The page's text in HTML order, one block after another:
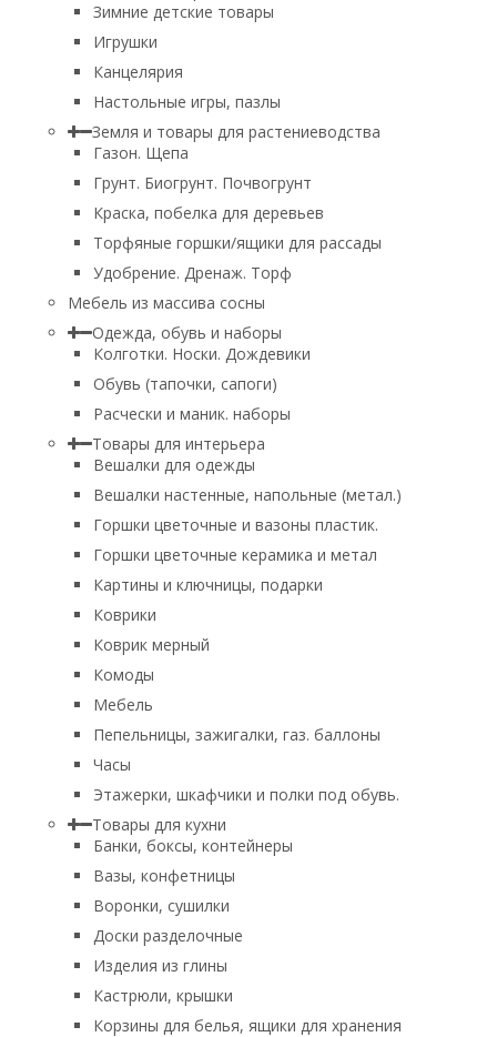
Зимние детские товары
Игрушки
Канцелярия
Настольные игры, пазлы
Земля и товары для растениеводства
Газон. Щепа
Грунт. Биогрунт. Почвогрунт
Краска, побелка для деревьев
Торфяные горшки/ящики для рассады
Удобрение. Дренаж. Торф
Мебель из массива сосны
Одежда, обувь и наборы
Колготки. Носки. Дождевики
Обувь (тапочки, сапоги)
Расчески и маник. наборы
Товары для интерьера
Вешалки для одежды
Вешалки настенные, напольные (метал.)
Горшки цветочные и вазоны пластик.
Горшки цветочные керамика и метал
Картины и ключницы, подарки
Коврики
Коврик мерный
Комоды
Мебель
Пепельницы, зажигалки, газ. баллоны
Часы
Этажерки, шкафчики и полки под обувь.
Товары для кухни
Банки, боксы, контейнеры
Вазы, конфетницы
Воронки, сушилки
Доски разделочные
Изделия из глины
Кастрюли, крышки
Корзины для белья, ящики для хранения